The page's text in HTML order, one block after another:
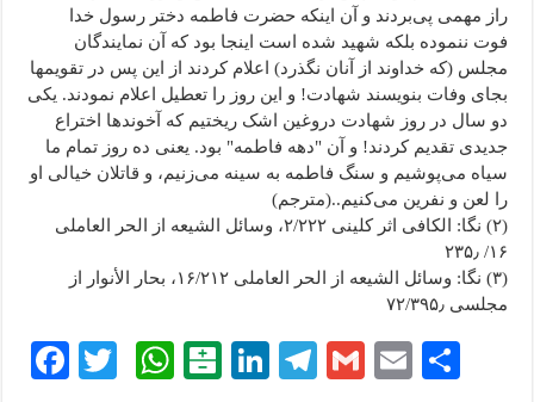
راز مهمى پی‌بردند و آن اینکه حضرت فاطمه دختر رسول خدا
فوت ننموده بلکه شهید شده است اینجا بود که آن نمایندگان
مجلس (که خداوند از آنان نگذرد) اعلام کردند از این پس در تقویمها
بجاى وفات بنویسند شهادت! و این روز را تعطیل اعلام نمودند. یکی
دو سال در روز شهادت دروغین اشک ریختیم که آخوندها اختراع
جدیدی تقدیم کردند! و آن "دهه فاطمه" بود. یعنی ده روز تمام ما
سیاه می‌پوشیم و سنگ فاطمه به سینه می‌زنیم، و قاتلان خیالی او
را لعن و نفرین می‌کنیم..(مترجم)
(۲) نگا: الکافی اثر کلینی ۲/۲۲۲، وسائل الشیعه از الحر العاملی
۱۶/ ۲۳۵٫
(۳) نگا: وسائل الشیعه از الحر العاملی ۱۶/۲۱۲، بحار الأنوار از
مجلسی ۷۲/۳۹۵٫
Fa
W
B
Li
Te G
E